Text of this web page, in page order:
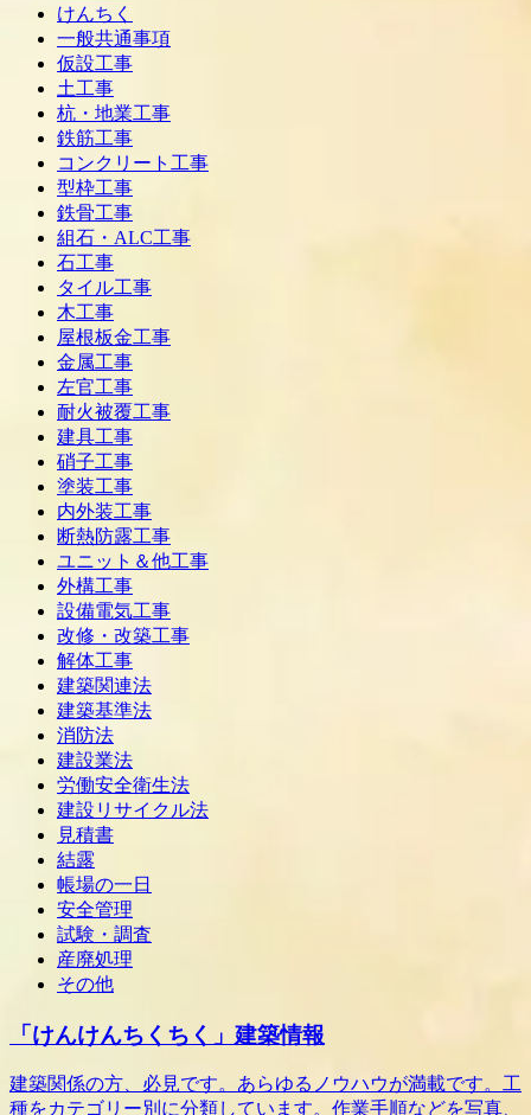
けんちく
一般共通事項
仮設工事
土工事
杭・地業工事
鉄筋工事
コンクリート工事
型枠工事
鉄骨工事
組石・ALC工事
石工事
タイル工事
木工事
屋根板金工事
金属工事
左官工事
耐火被覆工事
建具工事
硝子工事
塗装工事
内外装工事
断熱防露工事
ユニット＆他工事
外構工事
設備電気工事
改修・改築工事
解体工事
建築関連法
建築基準法
消防法
建設業法
労働安全衛生法
建設リサイクル法
見積書
結露
帳場の一日
安全管理
試験・調査
産廃処理
その他
「けんけんちくちく」建築情報
建築関係の方、必見です。あらゆるノウハウが満載です。工
種をカテゴリー別に分類しています。作業手順などを写真、